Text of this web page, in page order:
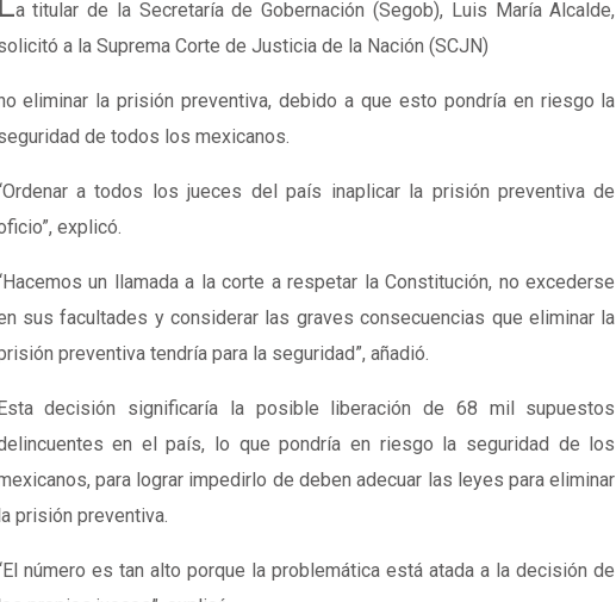
a titular de la Secretaría de Gobernación (Segob), Luis María Alcalde,
a la Suprema Corte de Justicia de la Nación (SCJN)
eliminar la prisión preventiva, debido a que esto pondría en riesgo la
de todos los mexicanos.
a todos los jueces del país inaplicar la prisión preventiva de
explicó.
un llamada a la corte a respetar la Constitución, no excederse
sus facultades y considerar las graves consecuencias que eliminar la
preventiva tendría para la seguridad”, añadió.
decisión significaría la posible liberación de 68 mil supuestos
en el país, lo que pondría en riesgo la seguridad de los
para lograr impedirlo de deben adecuar las leyes para eliminar
prisión preventiva.
número es tan alto porque la problemática está atada a la decisión de